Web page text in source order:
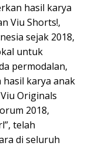
hasil karya
Viu Shorts!,
sejak 2018,
untuk
permodalan,
hasil karya anak
Originals
2018,
telah
di seluruh